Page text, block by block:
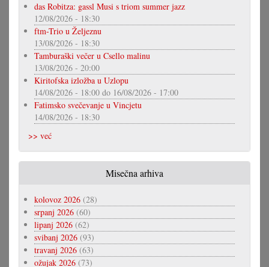
das Robitza: gassl Musi s triom summer jazz
12/08/2026 - 18:30
ftm-Trio u Željeznu
13/08/2026 - 18:30
Tamburaški večer u Csello malinu
13/08/2026 - 20:00
Kiritofska izložba u Uzlopu
14/08/2026 - 18:00 do 16/08/2026 - 17:00
Fatimsko svečevanje u Vincjetu
14/08/2026 - 18:30
>> već
Misečna arhiva
kolovoz 2026 (28)
srpanj 2026 (60)
lipanj 2026 (62)
svibanj 2026 (93)
travanj 2026 (63)
ožujak 2026 (73)